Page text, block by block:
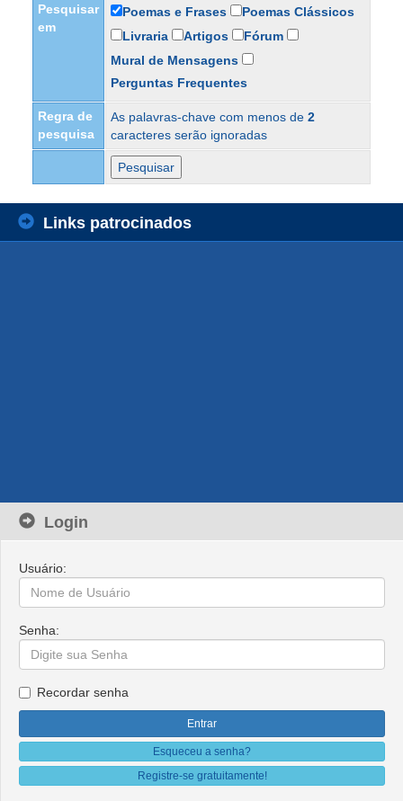
Pesquisar
em
Poemas e Frases
Poemas Clássicos
Livraria
Artigos
Fórum
Mural de Mensagens
Perguntas Frequentes
Regra de
pesquisa
As palavras-chave com menos de 2
caracteres serão ignoradas
Links patrocinados
Login
Usuário:
Senha:
Recordar senha
Esqueceu a senha?
Registre-se gratuitamente!